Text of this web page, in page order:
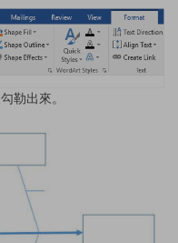
勒出來。